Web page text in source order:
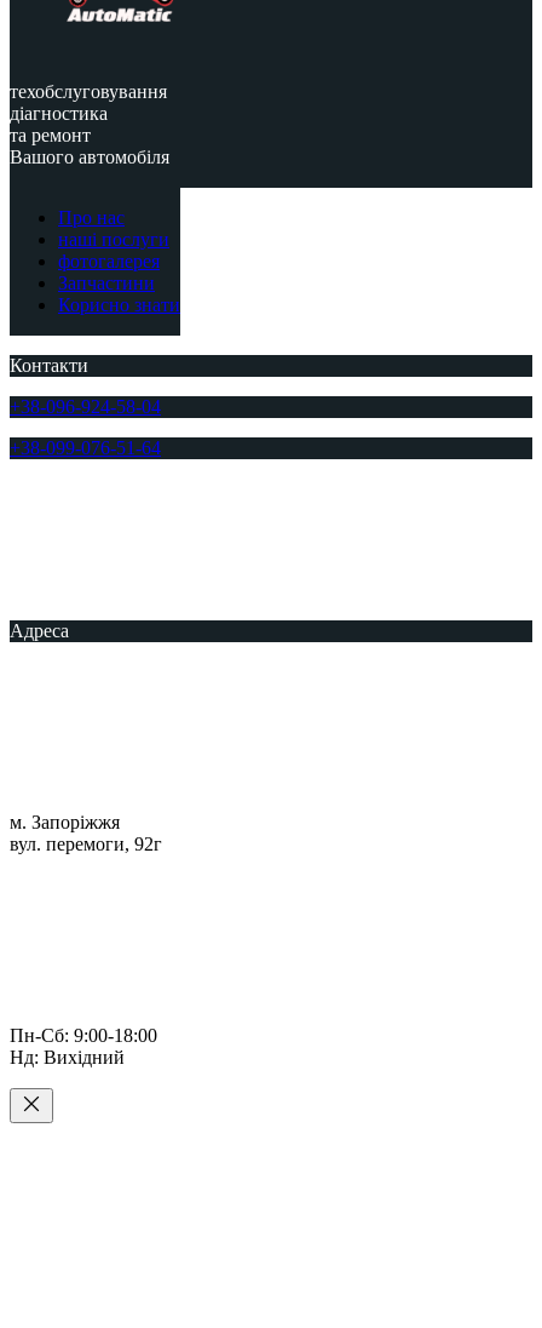
техобслуговування
діагностика
та ремонт
Вашого автомобіля
Про нас
наші послуги
фотогалерея
Запчастини
Корисно знати
Контакти
+38-096-924-58-04
+38-099-076-51-64
Адреса
м. Запоріжжя
вул. перемоги, 92г
Пн-Сб: 9:00-18:00
Нд: Вихідний